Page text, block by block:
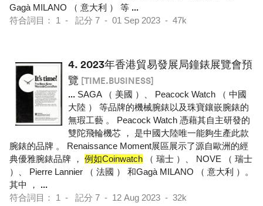
Gagà MILANO （ 意大利 ） 等 ...
符合詞目： 1 - 記分 7 - 01 Sep 2023 - 47k
4. 2023年香港貿易發展局鐘錶展覽會預
覽 [TIME.BUSINESS]
... SAGA （ 美國 ）、 Peacock Watch （ 中國
大陸 ） 等品牌的機械腕錶以及珠寶鑲嵌腕錶的
無瑕工藝 。 Peacock Watch 憑藉其自主研發的
雙陀飛輪機芯 ， 是中國大陸唯一能夠生產此款
腕錶的品牌 。 Renaissance Moment展區展示了源自歐洲的經
典優雅腕錶品牌 ， 例如Coinwatch （ 瑞士 ）、 NOVE （ 瑞士
）、 Pierre Lannier （ 法國 ） 和Gagà MILANO （ 意大利 ）。
其中 ， ...
符合詞目： 1 - 記分 7 - 12 Aug 2023 - 32k